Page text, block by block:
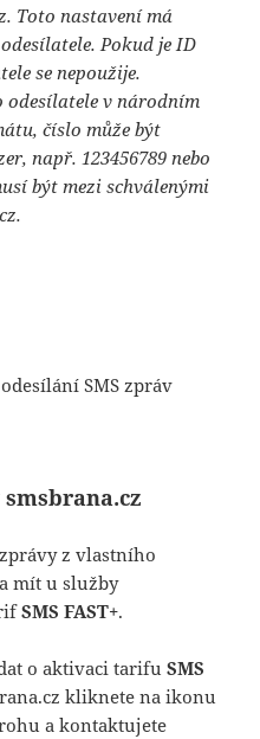
Toto nastavení má
Pokud je ID
se nepoužije.
odesílatele v národním
číslo může být
např. 123456789 nebo
být mezi schválenými
SMS zpráv
z vlastního
mít u služby
SMS FAST+.
o aktivaci tarifuSMS
kliknete na ikonu
a kontaktujete